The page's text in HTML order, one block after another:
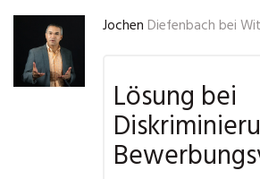
Jochen Diefenbach bei
Lösung bei